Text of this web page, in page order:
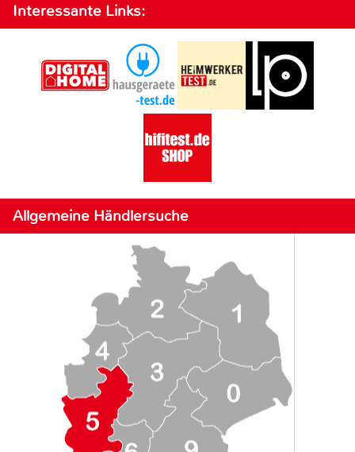
Interessante Links:
Allgemeine Händlersuche